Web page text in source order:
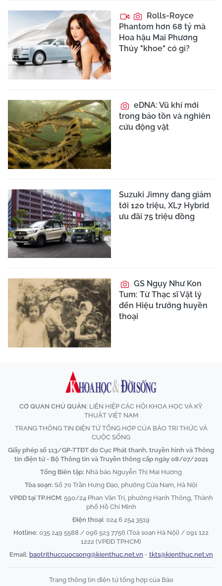
Rolls-Royce
Phantom hơn 68 tỷ mà
Hoa hậu Mai Phương
Thúy "khoe" có gì?
eDNA: Vũ khí mới
trong bảo tồn và nghiên
cứu động vật
Suzuki Jimny đang giảm
tới 120 triệu, XL7 Hybrid
ưu đãi 75 triệu đồng
GS Ngụy Như Kon
Tum: Từ Thạc sĩ Vật lý
đến Hiệu trưởng huyền
thoại
CƠ QUAN CHỦ QUẢN: LIÊN HIỆP CÁC HỘI KHOA HỌC VÀ KỸ
THUẬT VIỆT NAM
TRANG THÔNG TIN ĐIỆN TỬ TỔNG HỢP CỦA BÁO TRI THỨC VÀ
CUỘC SỐNG
Giấy phép số 113/GP-TTĐT do Cục Phát thanh, truyền hình và Thông
tin điện tử - Bộ Thông tin và Truyền thông cấp ngày 08/07/2021
Tổng Biên tập: Nhà báo Nguyễn Thị Mai Hương
Tòa soạn: Số 70 Trần Hưng Đạo, phường Cửa Nam, Hà Nội
VPĐD tại TP.HCM: 590/24 Phan Văn Trị, phường Hạnh Thông, Thành
phố Hồ Chí Minh
Điện thoại: 024 6 254 3519
Hotline: 035 249 5588 / 096 523 7756 (Toà soạn Hà Nội) / 091 122
1222 (VPĐD TPHCM)
Email: baotrithuccuocsong@kienthuc.net.vn - tkts@kienthuc.net.vn
Trang thông tin điện tử tổng hợp của Báo